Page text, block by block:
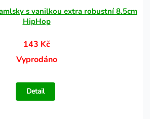
s vanilkou extra robustní 8.5cm
HipHop
143 Kč
Vyprodáno
Detail